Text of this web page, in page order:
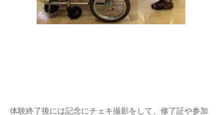
体験終了後には記念にチェキ撮影をして、修了証や参加